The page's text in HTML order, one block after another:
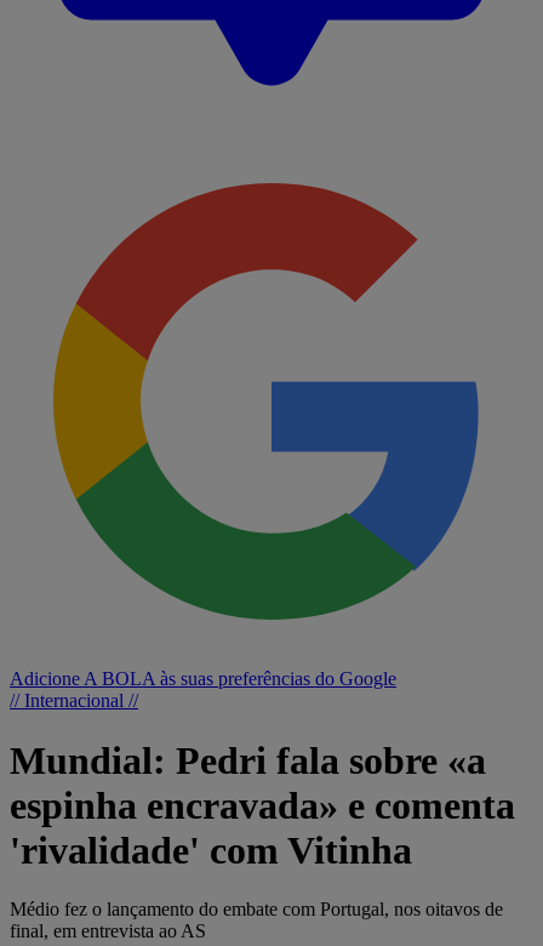
Adicione A BOLA às suas preferências do Google
// Internacional //
Mundial: Pedri fala sobre «a
espinha encravada» e comenta
'rivalidade' com Vitinha
Médio fez o lançamento do embate com Portugal, nos oitavos de
final, em entrevista ao AS